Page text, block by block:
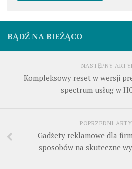
BĄDŹ NA BIEŻĄCO
NASTĘPNY
Kompleksowy reset w wersji
spectrum usług w
POPRZEDNI
Gadżety reklamowe dla
sposobów na skuteczne